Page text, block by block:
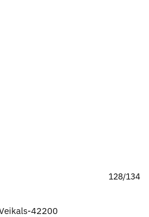
128/134
42200